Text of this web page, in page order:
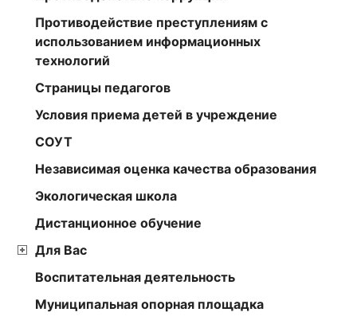
Противодействие преступлениям с
использованием информационных
технологий
Страницы педагогов
Условия приема детей в учреждение
СОУТ
Независимая оценка качества образования
Экологическая школа
Дистанционное обучение
Для Вас
Воспитательная деятельность
Муниципальная опорная площадка